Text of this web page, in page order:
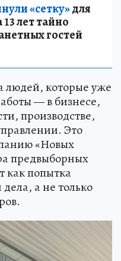
«сетку»для
лет тайно
гостей
людей, которые уже
— в бизнесе,
производстве,
Это
«Новых
предвыборных
как попытка
а не только